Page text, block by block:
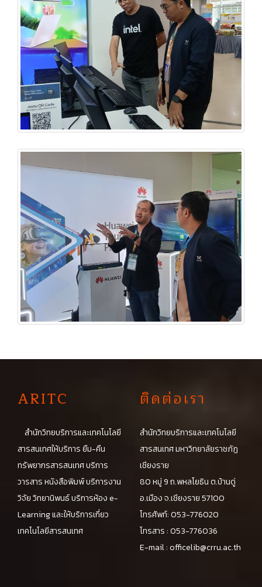
ARITC
สำนักวิทยบริการและเทคโนโลยี
สารสนเทศให้บริการ ยืม-คืน
ทรัพยากรสารสนเทศ บริการ
วารสาร หนังสือพิมพ์ บริการงาน
วิจัย วิทยานิพนธ์ บริการห้อง e-
Learning และให้บริการเกี่ยว
เทคโนโลยีสารสนเทศ
ติดต่อเรา
สำนักวิทยบริการและเทคโนโลยี
สารสนเทศ มหาวิทยาลัยราชภัฏ
เชียงราย
80 หมู่ 9 ถ.พหลโยธิน ต.บ้านดู่
อ.เมือง จ.เชียงราย 57100
โทรศัพท์: 053-776020
โทรสาร : 053-776036
E-mail :officelib@crru.ac.th